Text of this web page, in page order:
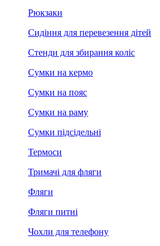
Рюкзаки
Сидіння для перевезення дітей
Стенди для збирання коліс
Сумки на кермо
Сумки на пояс
Сумки на раму
Сумки підсідельні
Термоси
Тримачі для фляги
Фляги
Фляги питні
Чохли для телефону